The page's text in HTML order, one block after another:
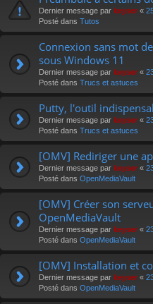
Dernier message par keyser «
Posté dans Tutos
Connexion sans mot
sous Windows 11
Dernier message par keyser «
Posté dans Trucs et astuces
Putty, l'outil
Dernier message par keyser «
Posté dans Trucs et astuces
[OMV] Rediriger une
Dernier message par keyser «
Posté dans OpenMediaVault
[OMV] Créer son
OpenMediaVault
Dernier message par keyser «
Posté dans OpenMediaVault
[OMV] Installation et
Dernier message par keyser «
Posté dans OpenMediaVault